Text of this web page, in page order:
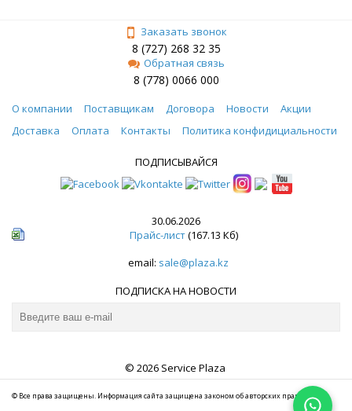
Заказать звонок
8 (727) 268 32 35
Обратная связь
8 (778) 0066 000
О компании Поставщикам Договора Новости
Акции
Доставка
Оплата Контакты Политика конфидициальности
ПОДПИСЫВАЙСЯ
30.06.2026
Прайс-лист(167.13 Кб)
email: sale@plaza.kz
ПОДПИСКА НА НОВОСТИ
© 2026 Service Plaza
© Все права защищены. Информация сайта защищена законом об авторских правах.